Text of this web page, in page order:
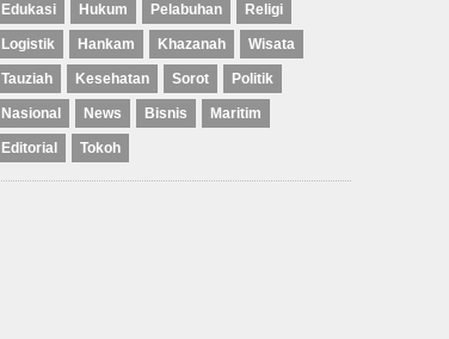
Edukasi Hukum Pelabuhan Religi
Logistik Hankam Khazanah Wisata
Tauziah Kesehatan Sorot Politik
Nasional News Bisnis Maritim
Editorial Tokoh